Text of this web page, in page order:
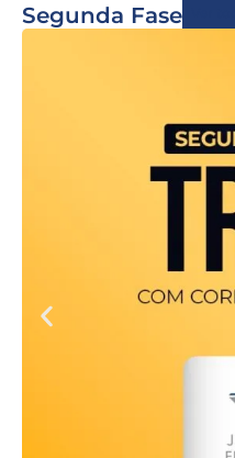
Segunda Fase